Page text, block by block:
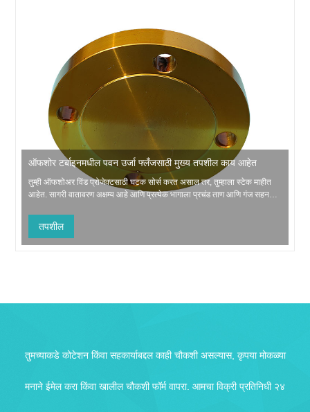
ऑफशोर टर्बाइनमधील पवन उर्जा फ्लँजसाठी मुख्य तपशील काय आहेत
तुम्ही ऑफशोअर विंड प्रोजेक्टसाठी घटक सोर्स करत असाल तर, तुम्हाला स्टेक माहीत
आहेत. सागरी वातावरण अक्षम्य आहे आणि प्रत्येक भागाला प्रचंड ताण आणि गंज सहन
तपशील
तुमच्याकडे कोटेशन किंवा सहकार्याबद्दल काही चौकशी असल्यास, कृपया मोकळ्या
मनाने ईमेल करा किंवा खालील चौकशी फॉर्म वापरा. आमचा विक्री प्रतिनिधी २४